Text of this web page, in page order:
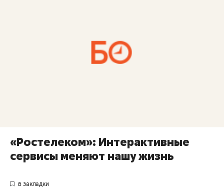
«Ростелеком»: Интерактивные
сервисы меняют нашу жизнь